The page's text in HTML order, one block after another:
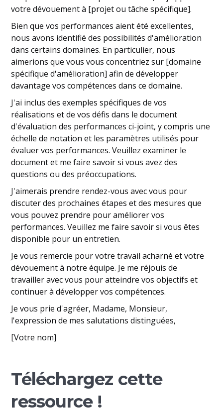
votre dévouement à [projet ou tâche spécifique].
Bien que vos performances aient été excellentes,
nous avons identifié des possibilités d'amélioration
dans certains domaines. En particulier, nous
aimerions que vous vous concentriez sur [domaine
spécifique d'amélioration] afin de développer
davantage vos compétences dans ce domaine.
J'ai inclus des exemples spécifiques de vos
réalisations et de vos défis dans le document
d'évaluation des performances ci-joint, y compris une
échelle de notation et les paramètres utilisés pour
évaluer vos performances. Veuillez examiner le
document et me faire savoir si vous avez des
questions ou des préoccupations.
J'aimerais prendre rendez-vous avec vous pour
discuter des prochaines étapes et des mesures que
vous pouvez prendre pour améliorer vos
performances. Veuillez me faire savoir si vous êtes
disponible pour un entretien.
Je vous remercie pour votre travail acharné et votre
dévouement à notre équipe. Je me réjouis de
travailler avec vous pour atteindre vos objectifs et
continuer à développer vos compétences.
Je vous prie d'agréer, Madame, Monsieur,
l'expression de mes salutations distinguées,
[Votre nom]
Téléchargez cette
ressource !